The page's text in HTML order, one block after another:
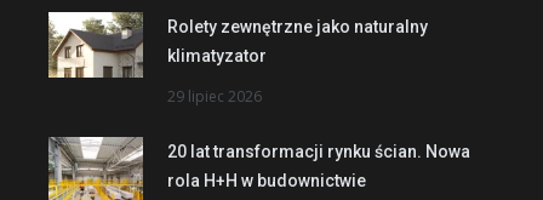
Rolety zewnętrzne jako naturalny
klimatyzator
29 lipiec 2026
20 lat transformacji rynku ścian. Nowa
rola H+H w budownictwie